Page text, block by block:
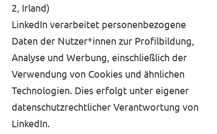
2, Irland)
LinkedIn verarbeitet personenbezogene
Daten der Nutzer*innen zur Profilbildung,
Analyse und Werbung, einschließlich der
Verwendung von Cookies und ähnlichen
Technologien. Dies erfolgt unter eigener
datenschutzrechtlicher Verantwortung von
LinkedIn.